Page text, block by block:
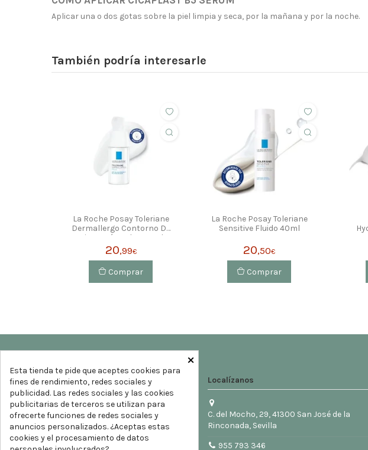
Aplicar una o dos gotas sobre la piel limpia y seca, por la mañana y por la noche.
También podría interesarle
La Roche Posay Toleriane
Dermallergo Contorno De
Ojos Y Párpados 20ml
20,99€
Comprar
La Roche Posay Toleriane
Sensitive Fluido 40ml
20,50€
Comprar
Localízanos
C. del Mocho, 29, 41300 San José de la
Rinconada, Sevilla
955 793 346
×
Esta tienda te pide que aceptes cookies para
fines de rendimiento, redes sociales y
publicidad. Las redes sociales y las cookies
publicitarias de terceros se utilizan para
ofrecerte funciones de redes sociales y
anuncios personalizados. ¿Aceptas estas
cookies y el procesamiento de datos